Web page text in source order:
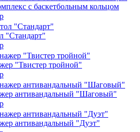
с баскетбольным кольцом
"Стандарт"
"Твистер тройной"
антивандальный "Шаговый"
антивандальный "Дуэт"